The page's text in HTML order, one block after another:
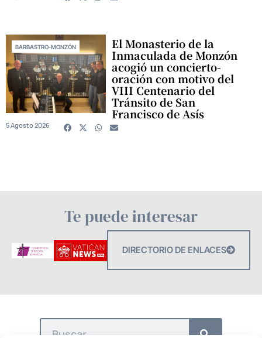
BARBASTRO-MONZÓN El Monasterio de la
Inmaculada de Monzón
acogió un concierto-
oración con motivo del
VIII Centenario del
Tránsito de San
Francisco de Asís
5 Agosto 2026
Te puede interesar
DIRECTORIO DE ENLACES